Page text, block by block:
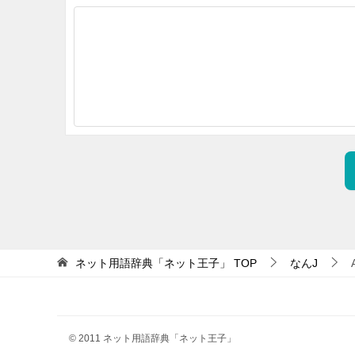
ネット用語辞典「ネット王子」 TOP なんJ
© 2011 ネット用語辞典「ネット王子」